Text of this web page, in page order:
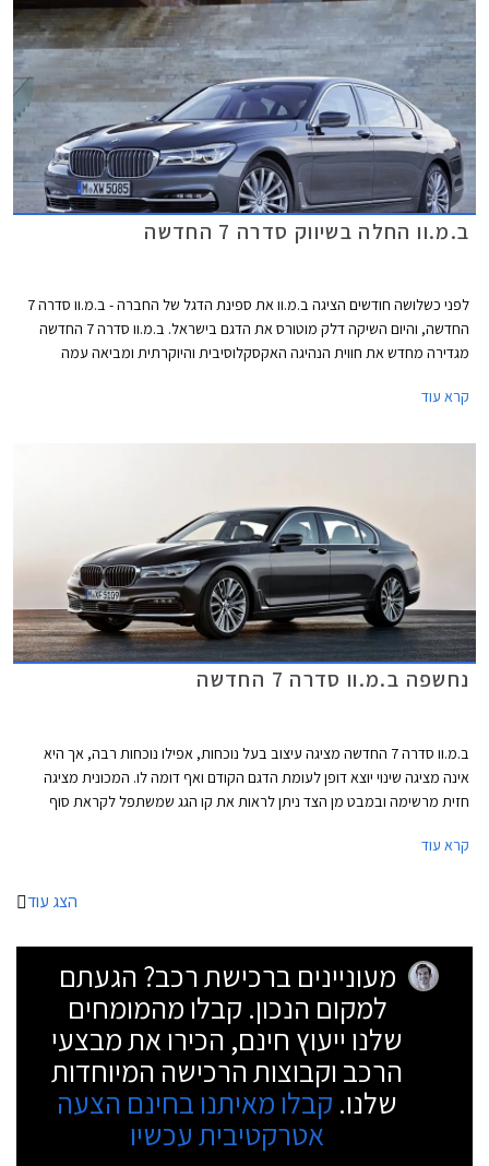
ב.מ.וו החלה בשיווק סדרה 7 החדשה
לפני כשלושה חודשים הציגה ב.מ.וו את ספינת הדגל של החברה - ב.מ.וו סדרה 7
החדשה, והיום השיקה דלק מוטורס את הדגם בישראל. ב.מ.וו סדרה 7 החדשה
מגדירה מחדש את חווית הנהיגה האקסקלוסיבית והיוקרתית ומביאה עמה
ואיכות תא הנוסעים.
קרא עוד
נחשפה ב.מ.וו סדרה 7 החדשה
ב.מ.וו סדרה 7 החדשה מציגה עיצוב בעל נוכחות, אפילו נוכחות רבה, אך היא
אינה מציגה שינוי יוצא דופן לעומת הדגם הקודם ואף דומה לו. המכונית מציגה
חזית מרשימה ובמבט מן הצד ניתן לראות את קו הגג שמשתפל לקראת סוף
פס כרום שמשתלב בפנסים וארבע פתחי מפלט שמוסיפים למראה הדינאמי של
קרא עוד
הצג עוד
מעוניינים ברכישת רכב? הגעתם
למקום הנכון. קבלו מהמומחים
שלנו ייעוץ חינם, הכירו את מבצעי
הרכב וקבוצות הרכישה המיוחדות
שלנו. קבלו מאיתנו בחינם הצעה
אטרקטיבית עכשיו